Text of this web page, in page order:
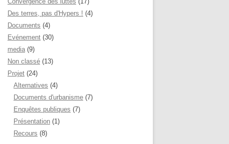
Des terres, pas d'Hypers ! (4)
Documents (4)
Evénement (30)
media (9)
Non classé (13)
Projet (24)
Alternatives (4)
Documents d'urbanisme (7)
Enquêtes publiques (7)
Présentation (1)
Recours (8)